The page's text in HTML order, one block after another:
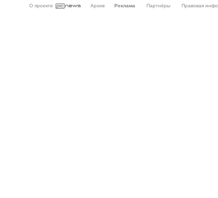
О проекте Архив Реклама Партнёры Правовая